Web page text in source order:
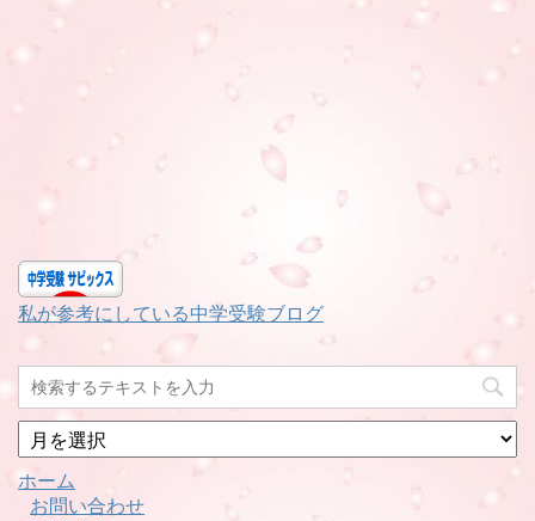
私が参考にしている中学受験ブログ
月
別
ホーム
お問い合わせ